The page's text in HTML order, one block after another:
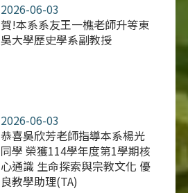
2026-06-03
賀!本系系友王一樵老師升等東
吳大學歷史學系副教授
2026-06-03
恭喜吳欣芳老師指導本系楊光
同學 榮獲114學年度第1學期核
心通識 生命探索與宗教文化 優
良教學助理(TA)